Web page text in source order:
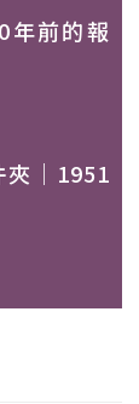
年前的報
夾｜1951